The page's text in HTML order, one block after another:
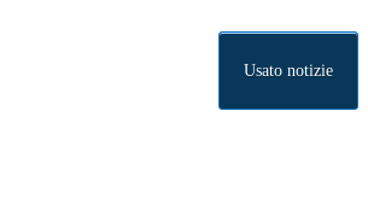
Usato notizie